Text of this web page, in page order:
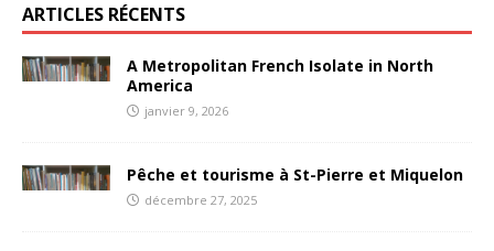
ARTICLES RÉCENTS
A Metropolitan French Isolate in North
America
janvier 9, 2026
Pêche et tourisme à St-Pierre et Miquelon
décembre 27, 2025